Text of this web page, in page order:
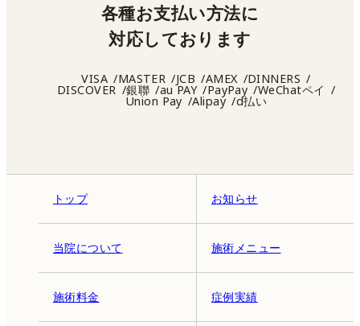
トップ お知らせ
当院について 施術メニュー
施術料金 症例実績
各種お支払い方法に
対応しております
VISA MASTER JCB AMEX DINNERS
DISCOVER 銀聯 au PAY PayPay WeChatペイ
Union Pay Alipay d払い